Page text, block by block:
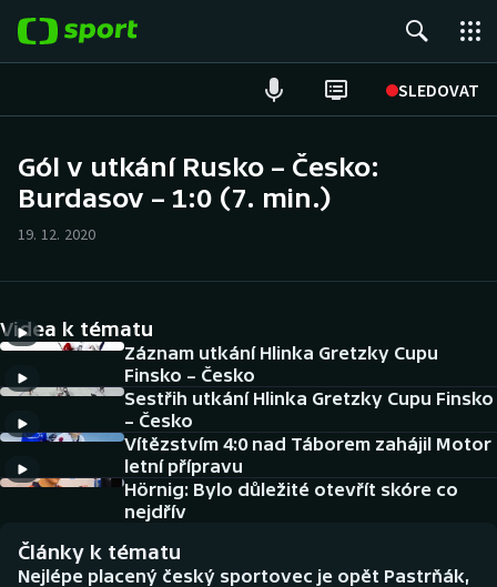
SLEDOVAT
Hokej
Cyklistika
DALŠÍ SPORTY
Americký fotbal
Baseball a softbal
Basketbal
NEPŘEHLÉDNĚTE
Historické návraty
Gól v utkání Rusko – Česko:
Burdasov – 1:0 (7. min.)
19. 12. 2020
Videa k tématu
Záznam utkání Hlinka Gretzky Cupu
Finsko – Česko
Sestřih utkání Hlinka Gretzky Cupu Finsko
– Česko
Vítězstvím 4:0 nad Táborem zahájil Motor
letní přípravu
Hörnig: Bylo důležité otevřít skóre co
nejdřív
Články k tématu
Nejlépe placený český sportovec je opět Pastrňák,